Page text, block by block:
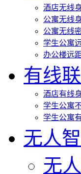
酒店无线
公寓无线
公寓无线
学生公寓
办公楼远
有线
酒店有线
学生公寓
学生公寓
无人
无